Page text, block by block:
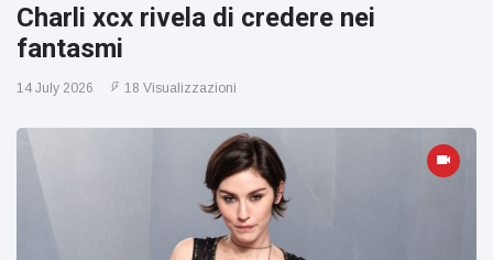
Charli xcx rivela di credere nei
fantasmi
14 July 2026 18 Visualizzazioni